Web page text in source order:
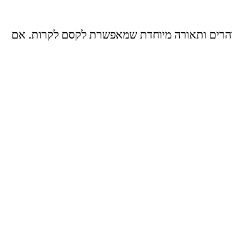
זוהרים ותאורה מיוחדת שמאפשרת לקסם לקרות. אם